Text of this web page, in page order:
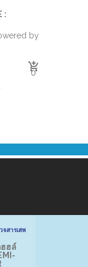
:
by
0
จสารเสพ
ฮฮล์